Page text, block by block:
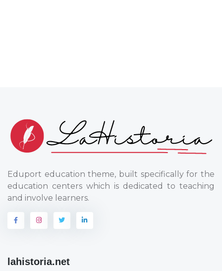
Eduport education theme, built specifically for the
education centers which is dedicated to teaching
and involve learners.
lahistoria.net